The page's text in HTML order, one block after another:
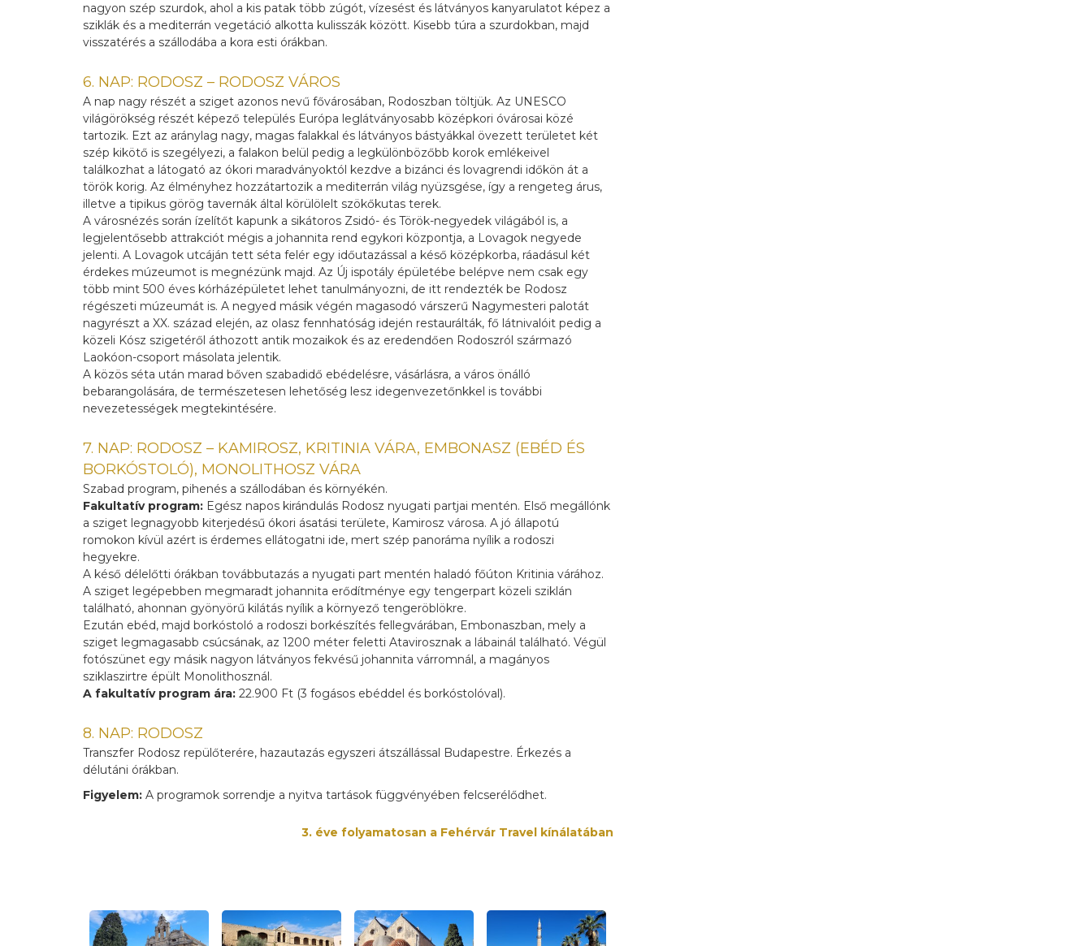
nagyon szép szurdok, ahol a kis patak több zúgót, vízesést és látványos kanyarulatot képez a
sziklák és a mediterrán vegetáció alkotta kulisszák között. Kisebb túra a szurdokban, majd
visszatérés a szállodába a kora esti órákban.
6. NAP: RODOSZ – RODOSZ VÁROS
A nap nagy részét a sziget azonos nevű fővárosában, Rodoszban töltjük. Az UNESCO
világörökség részét képező település Európa leglátványosabb középkori óvárosai közé
tartozik. Ezt az aránylag nagy, magas falakkal és látványos bástyákkal övezett területet két
szép kikötő is szegélyezi, a falakon belül pedig a legkülönbözőbb korok emlékeivel
találkozhat a látogató az ókori maradványoktól kezdve a bizánci és lovagrendi időkön át a
török korig. Az élményhez hozzátartozik a mediterrán világ nyüzsgése, így a rengeteg árus,
illetve a tipikus görög tavernák által körülölelt szökőkutas terek.
A városnézés során ízelítőt kapunk a sikátoros Zsidó- és Török-negyedek világából is, a
legjelentősebb attrakciót mégis a johannita rend egykori központja, a Lovagok negyede
jelenti. A Lovagok utcáján tett séta felér egy időutazással a késő középkorba, ráadásul két
érdekes múzeumot is megnézünk majd. Az Új ispotály épületébe belépve nem csak egy
több mint 500 éves kórházépületet lehet tanulmányozni, de itt rendezték be Rodosz
régészeti múzeumát is. A negyed másik végén magasodó várszerű Nagymesteri palotát
nagyrészt a XX. század elején, az olasz fennhatóság idején restaurálták, fő látnivalóit pedig a
közeli Kósz szigetéről áthozott antik mozaikok és az eredendően Rodoszról származó
Laokóon-csoport másolata jelentik.
A közös séta után marad bőven szabadidő ebédelésre, vásárlásra, a város önálló
bebarangolására, de természetesen lehetőség lesz idegenvezetőnkkel is további
nevezetességek megtekintésére.
7. NAP: RODOSZ – KAMIROSZ, KRITINIA VÁRA, EMBONASZ (EBÉD ÉS
BORKÓSTOLÓ), MONOLITHOSZ VÁRA
Szabad program, pihenés a szállodában és környékén.
Fakultatív program: Egész napos kirándulás Rodosz nyugati partjai mentén. Első megállónk
a sziget legnagyobb kiterjedésű ókori ásatási területe, Kamirosz városa. A jó állapotú
romokon kívül azért is érdemes ellátogatni ide, mert szép panoráma nyílik a rodoszi
hegyekre.
A késő délelőtti órákban továbbutazás a nyugati part mentén haladó főúton Kritinia várához.
A sziget legépebben megmaradt johannita erődítménye egy tengerpart közeli sziklán
található, ahonnan gyönyörű kilátás nyílik a környező tengeröblökre.
Ezután ebéd, majd borkóstoló a rodoszi borkészítés fellegvárában, Embonaszban, mely a
sziget legmagasabb csúcsának, az 1200 méter feletti Atavirosznak a lábainál található. Végül
fotószünet egy másik nagyon látványos fekvésű johannita várromnál, a magányos
sziklaszirtre épült Monolithosznál.
A fakultatív program ára: 22.900 Ft (3 fogásos ebéddel és borkóstolóval).
8. NAP: RODOSZ
Transzfer Rodosz repülőterére, hazautazás egyszeri átszállással Budapestre. Érkezés a
délutáni órákban.
Figyelem: A programok sorrendje a nyitva tartások függvényében felcserélődhet.
3. éve folyamatosan a Fehérvár Travel kínálatában